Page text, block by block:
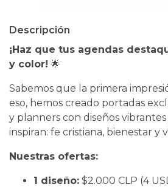
Descripción
¡Haz que tus agendas
y color! 🌟
​Sabemos que la primera
eso, hemos creado portadas
y planners con diseños
inspiran: fe cristiana, bienestar y
Nuestras ofertas:
1 diseño: $2.000 CLP (4